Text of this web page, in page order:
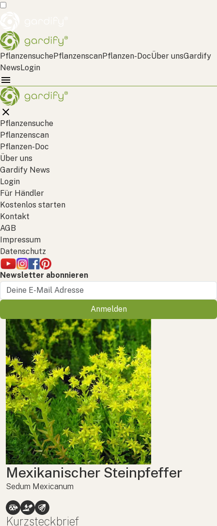
PflanzensuchePflanzenscanPflanzen-DocÜber unsGardify
NewsLogin
Pflanzensuche
Pflanzenscan
Pflanzen-Doc
Über uns
Gardify News
Login
Für Händler
Kostenlos starten
Kontakt
AGB
Impressum
Datenschutz
Newsletter abonnieren
Anmelden
Mexikanischer Steinpfeffer
Sedum Mexicanum
Kurzsteckbrief